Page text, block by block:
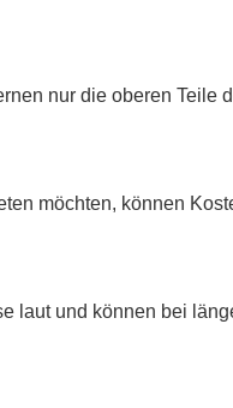
nur die oberen
möchten, können
laut und können bei